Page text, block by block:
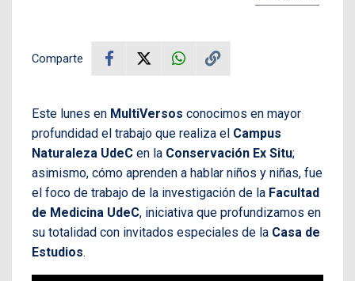
Comparte
Este lunes en MultiVersos conocimos en mayor
profundidad el trabajo que realiza el Campus
Naturaleza UdeC en la Conservación Ex Situ;
asimismo, cómo aprenden a hablar niños y niñas, fue
el foco de trabajo de la investigación de la Facultad
de Medicina UdeC, iniciativa que profundizamos en
su totalidad con invitados especiales de la Casa de
Estudios.